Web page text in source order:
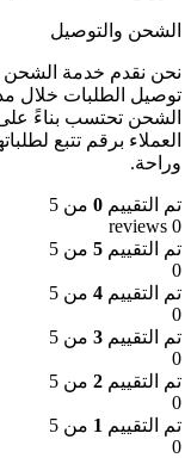
الشحن والتوصيل
نحن نقدم خدمة الشحن
الشحن تحتسب بناءً
العملاء برقم تتبع
وراحة.
تم التقييم 0 من 5
0 reviews
تم التقييم 5 من 5
0
تم التقييم 4 من 5
0
تم التقييم 3 من 5
0
تم التقييم 2 من 5
0
تم التقييم 1 من 5
0